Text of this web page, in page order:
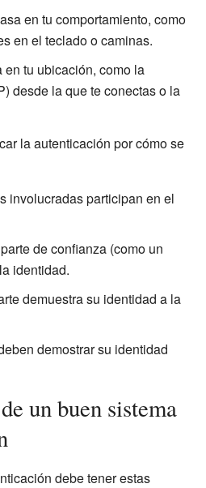
en tu comportamiento, como
en el teclado o caminas.
en tu ubicación, como la
desde la que te conectas o la
la autenticación por cómo se
involucradas participan en el
de confianza (como un
identidad.
demuestra su identidad a la
demostrar su identidad
un buen sistema
debe tener estas